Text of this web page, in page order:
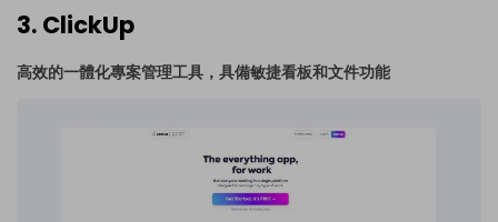
3. ClickUp
高效的一體化專案管理工具，具備敏捷看板和文件功能